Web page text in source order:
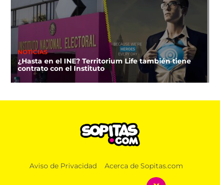
NOTICIAS
¿Hasta en el INE? Territorium Life también tiene
contrato con el Instituto
Aviso de Privacidad Acerca de Sopitas.com